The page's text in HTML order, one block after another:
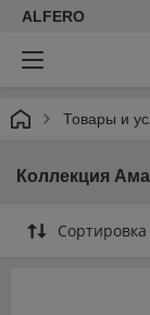
ALFERO
Товары и
Коллекция
Сортировка